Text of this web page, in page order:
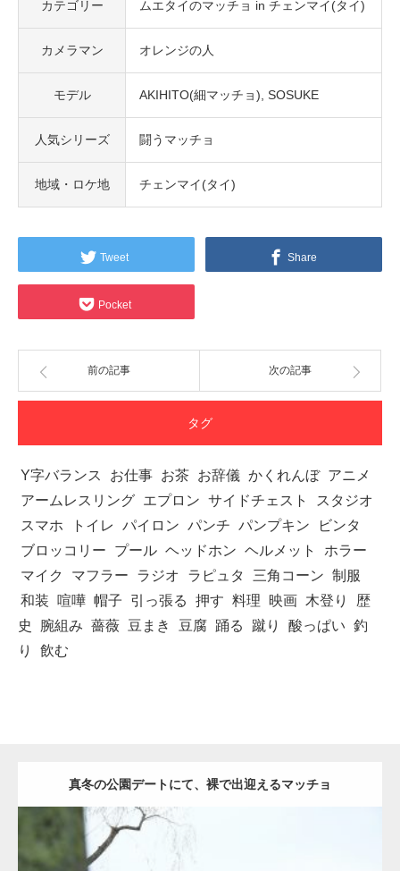
カテゴリー ムエタイのマッチョ in チェンマイ(タイ)
カメラマン オレンジの人
モデル AKIHITO(細マッチョ) SOSUKE
人気シリーズ 闘うマッチョ
地域・ロケ地 チェンマイ(タイ)
Tweet Share
Pocket
前の記事 次の記事
タグ
Y字バランス お仕事 お茶 お辞儀 かくれんぼ アニメ
アームレスリング エプロン サイドチェスト
スタジオ
スマホ
トイレ パイロン パンチ パンプキン
ビンタ
ブロッコリー
プール ヘッドホン ヘルメット
ホラー
マイク
マフラー ラジオ ラピュタ 三角コーン 制服
和装
喧嘩 帽子 引っ張る 押す 料理 映画 木登り
歴
史
腕組み 薔薇 豆まき 豆腐 踊る 蹴り 酸っぱい 釣
り
飲む
真冬の公園デートにて、裸で出迎えるマッチョ